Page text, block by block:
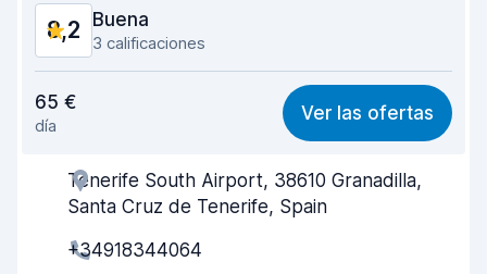
8,2 Buena
3 calificaciones
8,1
Fácil de encontrar 8,3
Amabilidad del agente
65 €
día
Ver las ofertas
Tenerife South Airport, 38610 Granadilla,
Santa Cruz de Tenerife, Spain
+34918344064